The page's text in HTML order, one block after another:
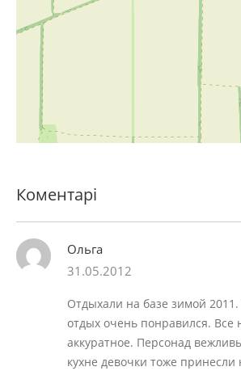
Коментарі
Ольга
31.05.2012
Отдыхали на базе зимой
отдых очень понравился. Все
аккуратное. Персонад
кухне девочки тоже принесли